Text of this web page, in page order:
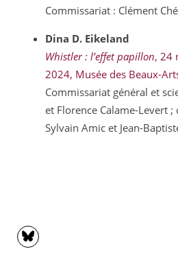
Commissariat : Clément
Dina D. Eikeland
Whistler : l’effet papillon, 24
2024, Musée des Beaux-
Commissariat général et
et Florence Calame-Levert
Sylvain Amic et Jean-